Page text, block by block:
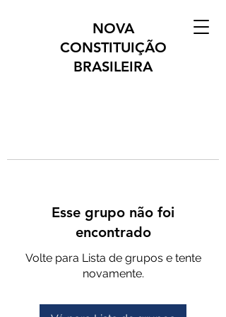
NOVA
CONSTITUIÇÃO
BRASILEIRA
Esse grupo não foi
encontrado
Volte para Lista de grupos e tente
novamente.